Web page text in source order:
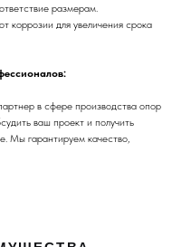
размерам.
коррозии для увеличения срока
в сфере производства опор
ваш проект и получить
Мы гарантируем качество,